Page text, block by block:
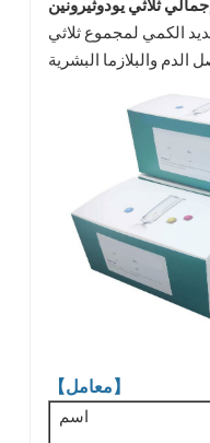
الكمي لمجموع ثلاثي
【معامل】
اسم